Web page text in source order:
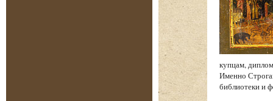
купцам,
Именно
библиотеки и